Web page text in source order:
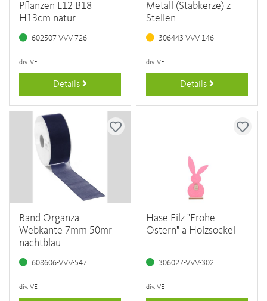
Pflanzen L12 B18
H13cm natur
602507-VVV-726
div. VE
Details
Metall (Stabkerze) z
Stellen
306443-VVV-146
div. VE
Details
Band Organza
Webkante 7mm 50mr
nachtblau
608606-VVV-547
div. VE
Hase Filz "Frohe
Ostern" a Holzsockel
306027-VVV-302
div. VE